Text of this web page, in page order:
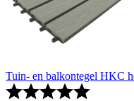
Tuin- en balkontegel HKC